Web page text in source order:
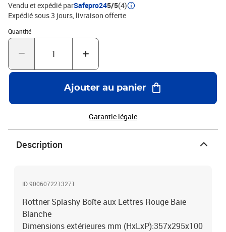
Vendu et expédié parSafepro245/5(4)
Expédié sous 3 jours livraison offerte
Quantité
Quantité : 1
Ajouter au panier
Garantie légale
Description
ID 9006072213271
Rottner Splashy Boîte aux Lettres Rouge Baie
Blanche
Dimensions extérieures mm (HxLxP):357x295x100